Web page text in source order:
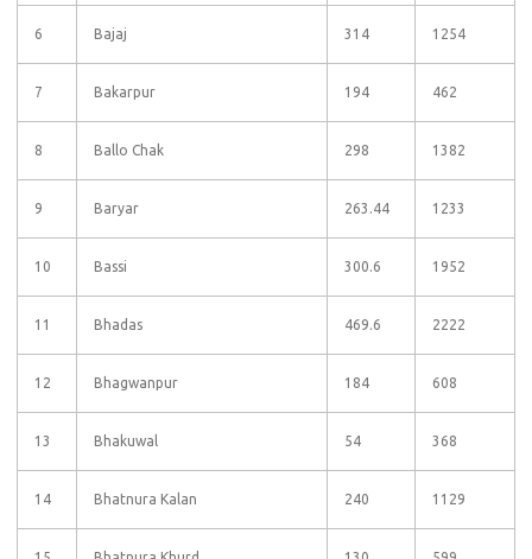
6 Bajaj 314 1254
7 Bakarpur 194 462
8 Ballo Chak 298 1382
9 Baryar 263.44 1233
10 Bassi 300.6 1952
11 Bhadas 469.6 2222
12 Bhagwanpur 184 608
13 Bhakuwal 54 368
14 Bhatnura Kalan 240 1129